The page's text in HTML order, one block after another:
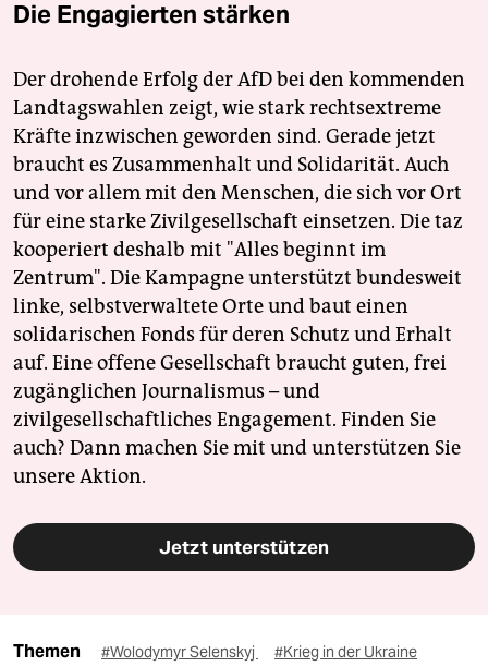
Die Engagierten stärken
Der drohende Erfolg der AfD bei den kommenden
Landtagswahlen zeigt, wie stark rechtsextreme
Kräfte inzwischen geworden sind. Gerade jetzt
braucht es Zusammenhalt und Solidarität. Auch
und vor allem mit den Menschen, die sich vor Ort
für eine starke Zivilgesellschaft einsetzen. Die taz
kooperiert deshalb mit "Alles beginnt im
Zentrum". Die Kampagne unterstützt bundesweit
linke, selbstverwaltete Orte und baut einen
solidarischen Fonds für deren Schutz und Erhalt
auf. Eine offene Gesellschaft braucht guten, frei
zugänglichen Journalismus – und
zivilgesellschaftliches Engagement. Finden Sie
auch? Dann machen Sie mit und unterstützen Sie
unsere Aktion.
Jetzt unterstützen
Themen #Wolodymyr Selenskyj #Krieg in der Ukraine